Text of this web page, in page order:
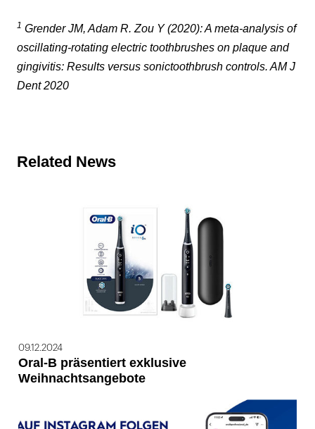
1 Grender JM, Adam R. Zou Y (2020): A meta-analysis of
oscillating-rotating electric toothbrushes on plaque and
gingivitis: Results versus sonictoothbrush controls. AM J
Dent 2020
Related News
09.12.2024
Oral-B präsentiert exklusive
Weihnachtsangebote